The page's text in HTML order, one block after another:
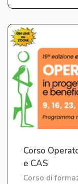
Corso
e CAS
Corso di